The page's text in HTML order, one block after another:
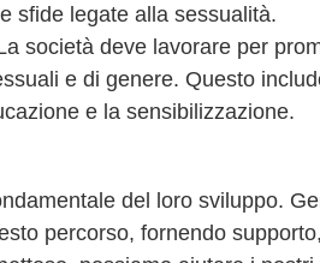
sfide legate alla sessualità.
società deve lavorare per
e di genere. Questo
e la sensibilizzazione.
del loro sviluppo.
percorso, fornendo